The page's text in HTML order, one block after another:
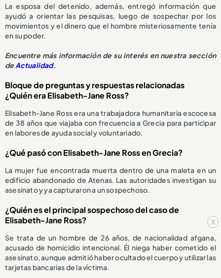
x
La esposa del detenido, además, entregó información que
ayudó a orientar las pesquisas, luego de sospechar por los
movimientos y el dinero que el hombre misteriosamente tenía
en su poder.
Encuentre más información de su interés en nuestra sección
deActualidad.
Bloque de preguntas y respuestas relacionadas
¿Quién era Elisabeth-Jane Ross?
Elisabeth-Jane Ross era una trabajadora humanitaria escocesa
de 38 años que viajaba con frecuencia a Grecia para participar
en labores de ayuda social y voluntariado.
¿Qué pasó con Elisabeth-Jane Ross en Grecia?
La mujer fue encontrada muerta dentro de una maleta en un
edificio abandonado de Atenas. Las autoridades investigan su
asesinato y ya capturaron a un sospechoso.
¿Quién es el principal sospechoso del caso de
Elisabeth-Jane Ross?
Se trata de un hombre de 26 años, de nacionalidad afgana,
acusado de homicidio intencional. Él niega haber cometido el
asesinato, aunque admitió haber ocultado el cuerpo y utilizar las
tarjetas bancarias de la víctima.